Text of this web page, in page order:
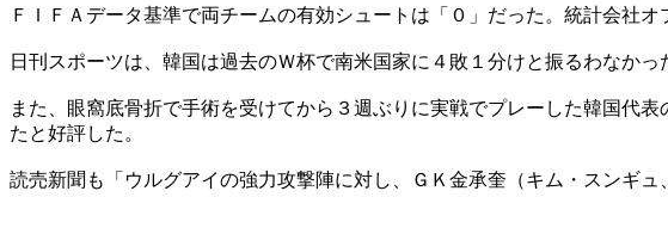
ＦＩＦＡデータ基準で両チームの有効シュートは「０」だった。統計会社
日刊スポーツは、韓国は過去のＷ杯で南米国家に４敗１分けと振るわなか
また、眼窩底骨折で手術を受けてから３週ぶりに実戦でプレーした韓国代
たと好評した。
読売新聞も「ウルグアイの強力攻撃陣に対し、ＧＫ金承奎（キム・スンギ